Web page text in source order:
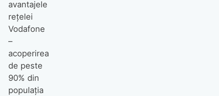
avantajele
reţelei
Vodafone
–
acoperirea
de peste
90% din
populaţia